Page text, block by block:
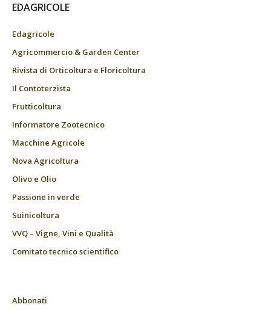
EDAGRICOLE
Edagricole
Agricommercio & Garden Center
Rivista di Orticoltura e Floricoltura
Il Contoterzista
Frutticoltura
Informatore Zootecnico
Macchine Agricole
Nova Agricoltura
Olivo e Olio
Passione in verde
Suinicoltura
VVQ – Vigne, Vini e Qualità
Comitato tecnico scientifico
Abbonati